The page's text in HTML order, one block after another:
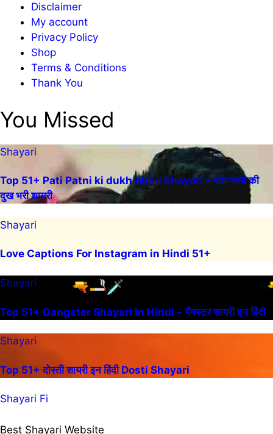
Disclaimer
My account
Privacy Policy
Shop
Terms & Conditions
Thank You
You Missed
Shayari
Top 51+ Pati Patni ki dukh bhari Shayari – पति पत्नी की
दुख भरी शायरी
Shayari
Love Captions For Instagram in Hindi 51+
Shayari
Top 51+ Gangster Shayari In Hindi – गैंगस्टर शायरी इन हिंदी
Shayari
Top 51+ दोस्ती शायरी इन हिंदी Dosti Shayari
Shayari Fi
Best Shayari Website